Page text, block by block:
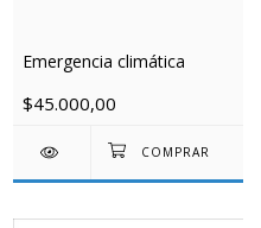
Emergencia climática
$45.000,00